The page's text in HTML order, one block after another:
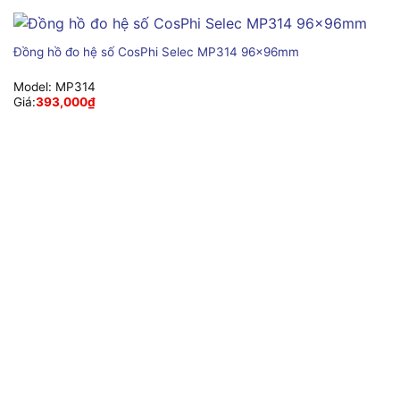
Đồng hồ đo hệ số CosPhi Selec MP314 96x96mm
Model: MP314
Giá:393,000₫